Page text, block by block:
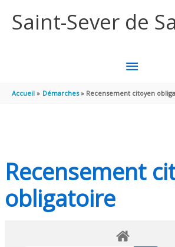
Saint-Sever de
MENU
Accueil Démarches Recensement citoyen
Recensement
obligatoire